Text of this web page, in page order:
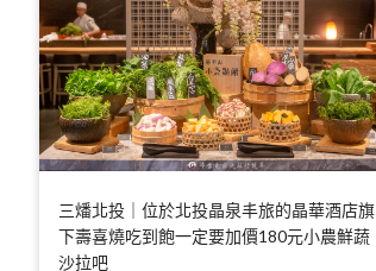
三燔北投｜位於北投晶泉丰旅的晶華酒店旗
下壽喜燒吃到飽一定要加價180元小農鮮蔬
沙拉吧